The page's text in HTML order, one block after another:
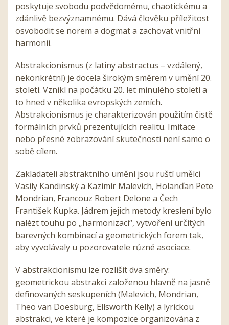
poskytuje svobodu podvědomému, chaotickému a
zdánlivě bezvýznamnému. Dává člověku příležitost
osvobodit se norem a dogmat a zachovat vnitřní
harmonii.
Abstrakcionismus (z latiny abstractus – vzdálený,
nekonkrétní) je docela širokým směrem v umění 20.
století. Vznikl na počátku 20. let minulého století a
to hned v několika evropských zemích.
Abstrakcionismus je charakterizován použitím čistě
formálních prvků prezentujících realitu. Imitace
nebo přesné zobrazování skutečnosti není samo o
sobě cílem.
Zakladateli abstraktního umění jsou ruští umělci
Vasily Kandinský a Kazimír Malevich, Holanďan Pete
Mondrian, Francouz Robert Delone a Čech
František Kupka. Jádrem jejich metody kreslení bylo
nalézt touhu po „harmonizaci“, vytvoření určitých
barevných kombinací a geometrických forem tak,
aby vyvolávaly u pozorovatele různé asociace.
V abstrakcionismu lze rozlišit dva směry:
geometrickou abstrakci založenou hlavně na jasně
definovaných seskupeních (Malevich, Mondrian,
Theo van Doesburg, Ellsworth Kelly) a lyrickou
abstrakci, ve které je kompozice organizována z